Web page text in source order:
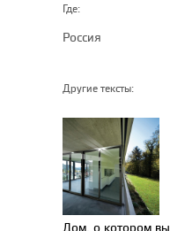
Где:
Россия
Другие тексты:
Дом, о котором вы